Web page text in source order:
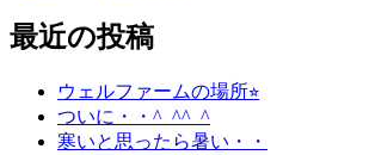
最近の投稿
ウェルファームの場所⭐︎
ついに・・^_^^_^
寒いと思ったら暑い・・